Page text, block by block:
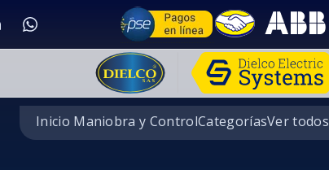
Inicio Maniobra y ControlCategoríasVer todos